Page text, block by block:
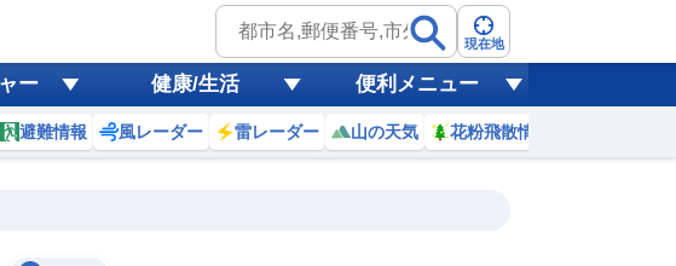
現在地
ー 健康/生活 便利メニュー
避難情報 風レーダー 雷レーダー 山の天気 花粉飛散情報